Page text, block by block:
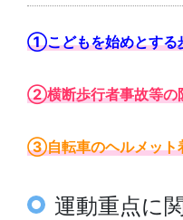
①こどもを始めとする
②横断歩行者事故等の
③自転車のヘルメット
運動重点に